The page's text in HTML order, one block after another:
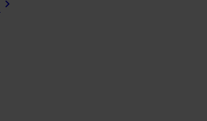
chevron_right